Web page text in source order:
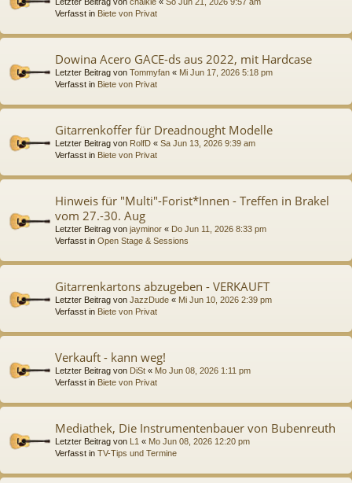
Verfasst in Biete von Privat
Dowina Acero GACE-ds aus 2022, mit Hardcase
Letzter Beitrag von Tommyfan « Mi Jun 17, 2026 5:18 pm
Verfasst in Biete von Privat
Gitarrenkoffer für Dreadnought Modelle
Letzter Beitrag von RolfD « Sa Jun 13, 2026 9:39 am
Verfasst in Biete von Privat
Hinweis für "Multi"-Forist*Innen - Treffen in Brakel
vom 27.-30. Aug
Letzter Beitrag von jayminor « Do Jun 11, 2026 8:33 pm
Verfasst in Open Stage & Sessions
Gitarrenkartons abzugeben - VERKAUFT
Letzter Beitrag von JazzDude « Mi Jun 10, 2026 2:39 pm
Verfasst in Biete von Privat
Verkauft - kann weg!
Letzter Beitrag von DiSt « Mo Jun 08, 2026 1:11 pm
Verfasst in Biete von Privat
Mediathek, Die Instrumentenbauer von Bubenreuth
Letzter Beitrag von L1 « Mo Jun 08, 2026 12:20 pm
Verfasst in TV-Tips und Termine